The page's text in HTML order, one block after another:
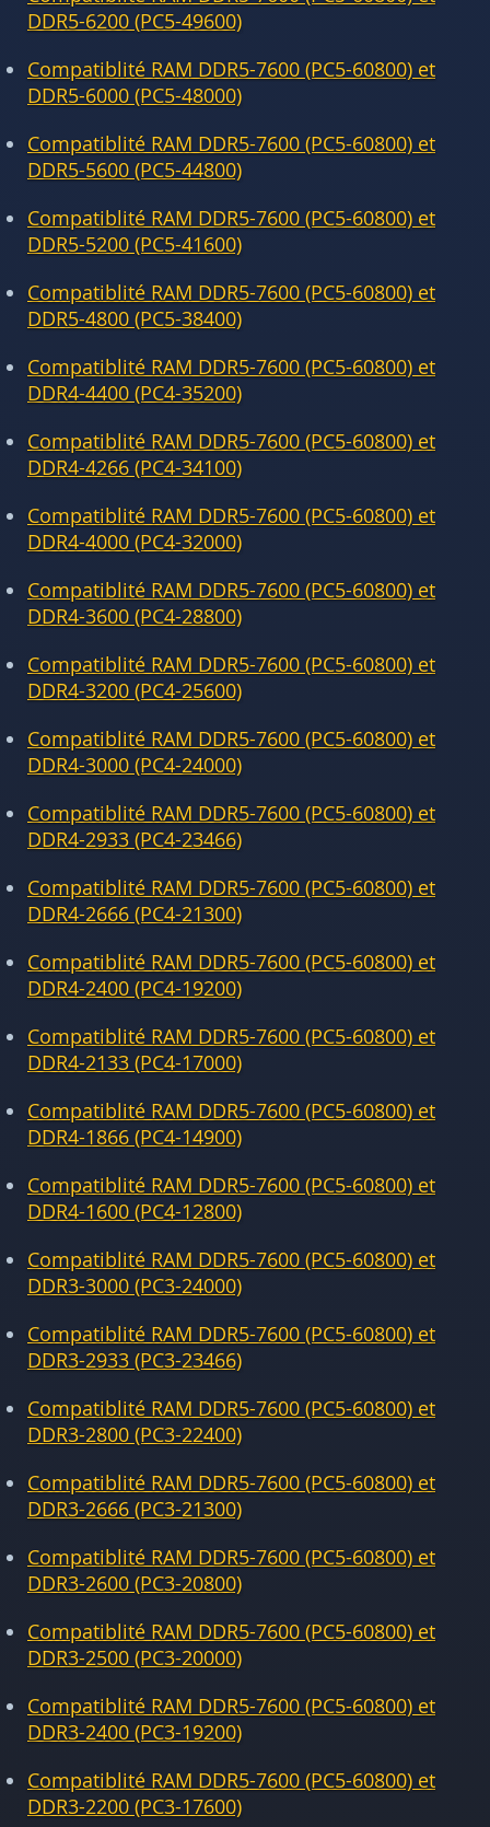
DDR5-6200 (PC5-49600)
Compatiblité RAM DDR5-7600 (PC5-60800) et
DDR5-6000 (PC5-48000)
Compatiblité RAM DDR5-7600 (PC5-60800) et
DDR5-5600 (PC5-44800)
Compatiblité RAM DDR5-7600 (PC5-60800) et
DDR5-5200 (PC5-41600)
Compatiblité RAM DDR5-7600 (PC5-60800) et
DDR5-4800 (PC5-38400)
Compatiblité RAM DDR5-7600 (PC5-60800) et
DDR4-4400 (PC4-35200)
Compatiblité RAM DDR5-7600 (PC5-60800) et
DDR4-4266 (PC4-34100)
Compatiblité RAM DDR5-7600 (PC5-60800) et
DDR4-4000 (PC4-32000)
Compatiblité RAM DDR5-7600 (PC5-60800) et
DDR4-3600 (PC4-28800)
Compatiblité RAM DDR5-7600 (PC5-60800) et
DDR4-3200 (PC4-25600)
Compatiblité RAM DDR5-7600 (PC5-60800) et
DDR4-3000 (PC4-24000)
Compatiblité RAM DDR5-7600 (PC5-60800) et
DDR4-2933 (PC4-23466)
Compatiblité RAM DDR5-7600 (PC5-60800) et
DDR4-2666 (PC4-21300)
Compatiblité RAM DDR5-7600 (PC5-60800) et
DDR4-2400 (PC4-19200)
Compatiblité RAM DDR5-7600 (PC5-60800) et
DDR4-2133 (PC4-17000)
Compatiblité RAM DDR5-7600 (PC5-60800) et
DDR4-1866 (PC4-14900)
Compatiblité RAM DDR5-7600 (PC5-60800) et
DDR4-1600 (PC4-12800)
Compatiblité RAM DDR5-7600 (PC5-60800) et
DDR3-3000 (PC3-24000)
Compatiblité RAM DDR5-7600 (PC5-60800) et
DDR3-2933 (PC3-23466)
Compatiblité RAM DDR5-7600 (PC5-60800) et
DDR3-2800 (PC3-22400)
Compatiblité RAM DDR5-7600 (PC5-60800) et
DDR3-2666 (PC3-21300)
Compatiblité RAM DDR5-7600 (PC5-60800) et
DDR3-2600 (PC3-20800)
Compatiblité RAM DDR5-7600 (PC5-60800) et
DDR3-2500 (PC3-20000)
Compatiblité RAM DDR5-7600 (PC5-60800) et
DDR3-2400 (PC3-19200)
Compatiblité RAM DDR5-7600 (PC5-60800) et
DDR3-2200 (PC3-17600)